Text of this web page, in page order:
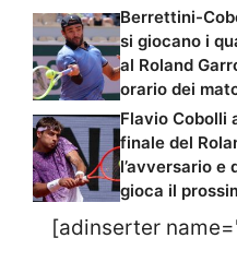
Berrettini-
si giocano i
al Roland
orario dei
Flavio Cobolli
finale del
l’avversario e
gioca il
[adinserter